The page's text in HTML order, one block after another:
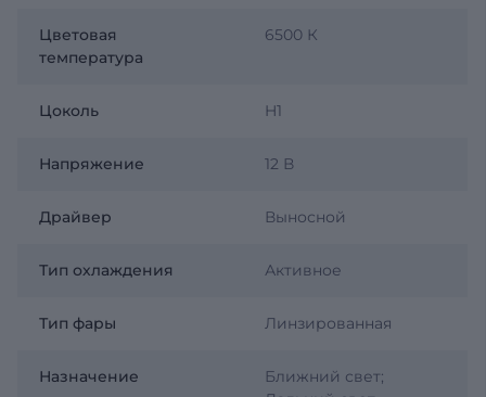
Цветовая
температура
6500 К
Цоколь H1
Напряжение 12 В
Драйвер Выносной
Тип охлаждения Активное
Тип фары Линзированная
Назначение
Ближний свет;